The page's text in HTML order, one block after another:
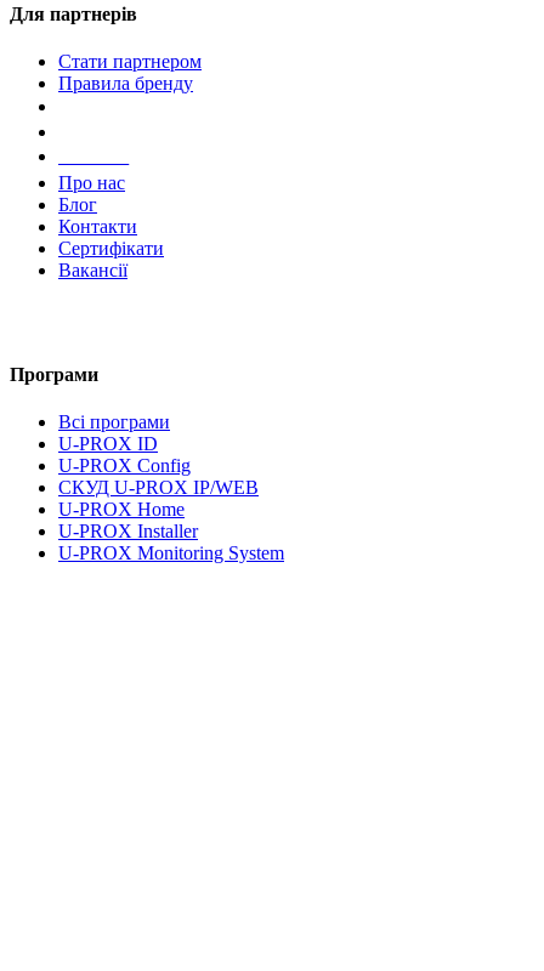
Для партнерів
Стати партнером
Правила бренду
Про нас
Блог
Контакти
Сертифікати
Вакансії
Програми
Всі програми
U-PROX ID
U-PROX Config
СКУД U-PROX IP/WEB
U-PROX Home
U-PROX Installer
U-PROX Monitoring System